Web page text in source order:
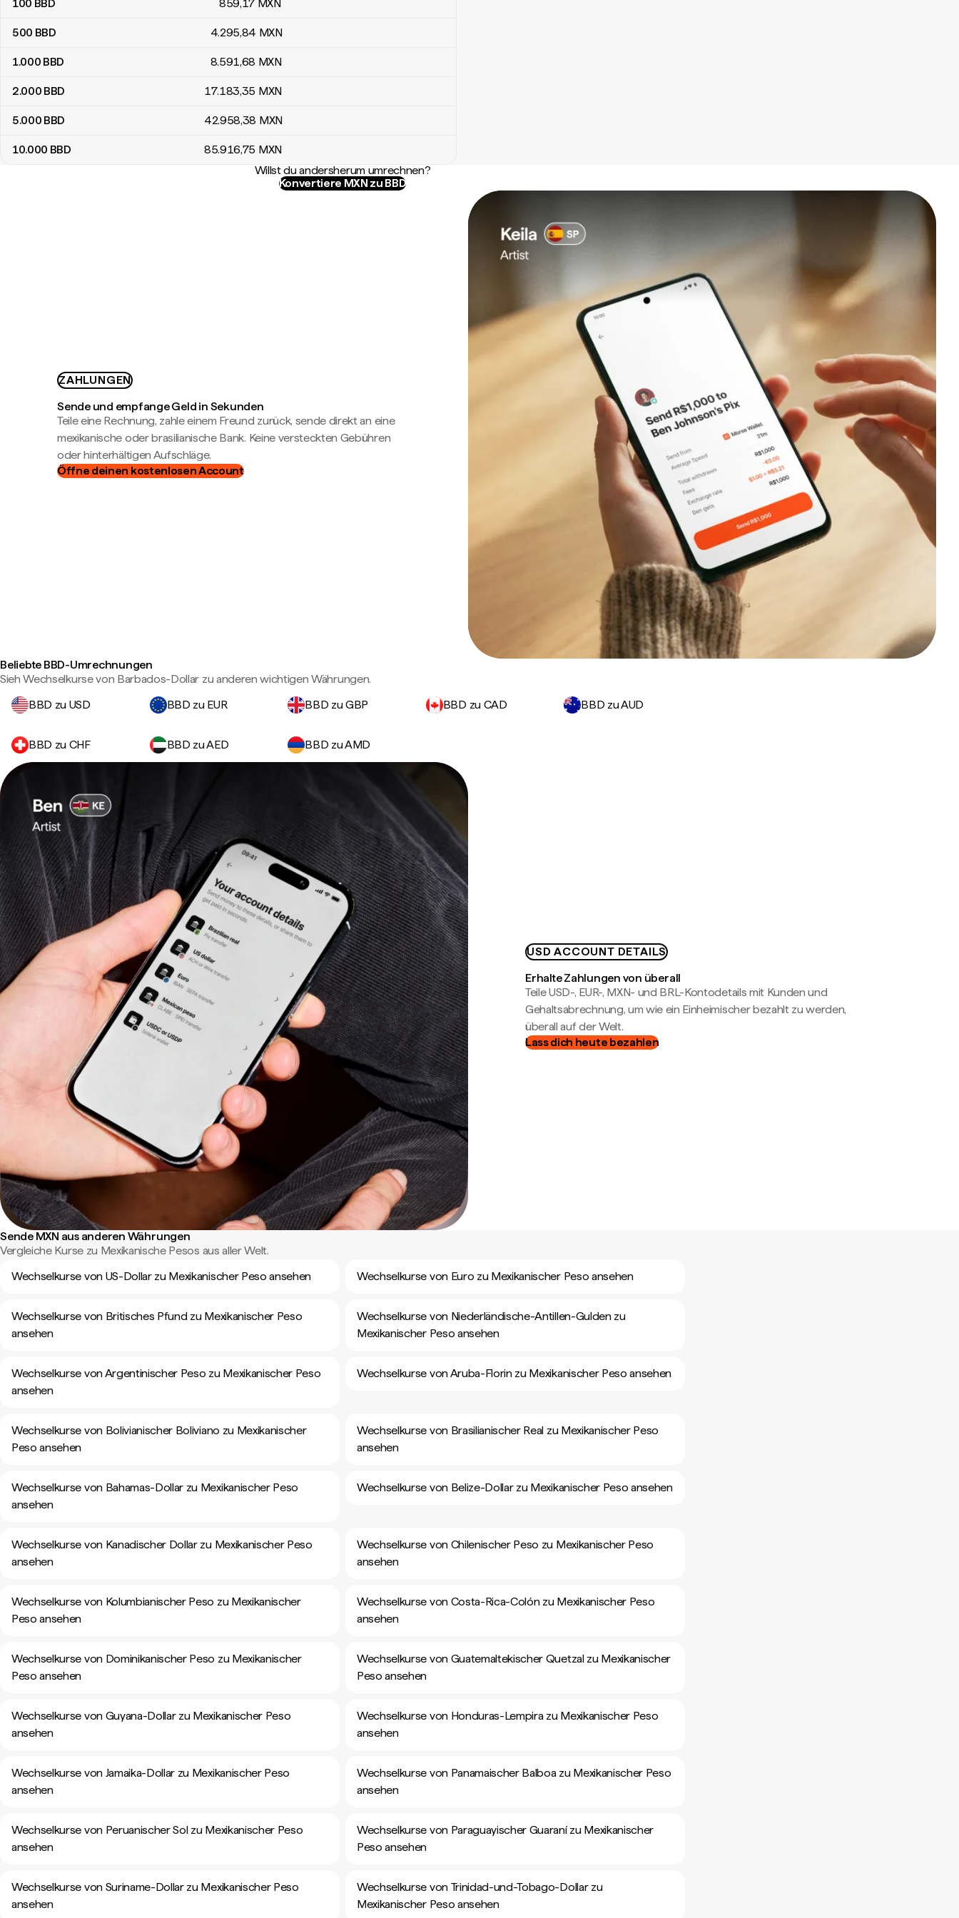
100 BBD 859,17 MXN
500 BBD 4.295,84 MXN
1.000 BBD 8.591,68 MXN
2.000 BBD 17.183,35 MXN
5.000 BBD 42.958,38 MXN
10.000 BBD 85.916,75 MXN
Willst du andersherum umrechnen?
Konvertiere MXN zu BBD
ZAHLUNGEN
Sende und empfange Geld in Sekunden
Teile eine Rechnung, zahle einem Freund zurück, sende direkt an eine
mexikanische oder brasilianische Bank. Keine versteckten Gebühren
oder hinterhältigen Aufschläge.
Öffne deinen kostenlosen Account
Beliebte BBD-Umrechnungen
Sieh Wechselkurse von Barbados-Dollar zu anderen wichtigen Währungen.
BBD zu USD
BBD zu EUR BBD zu GBP BBD zu CAD BBD zu AUD
BBD zu CHF BBD zu AED BBD zu AMD
USD ACCOUNT DETAILS
Erhalte Zahlungen von überall
Teile USD-, EUR-, MXN- und BRL-Kontodetails mit Kunden und
Gehaltsabrechnung, um wie ein Einheimischer bezahlt zu werden,
überall auf der Welt.
Lass dich heute bezahlen
Sende MXN aus anderen Währungen
Vergleiche Kurse zu Mexikanische Pesos aus aller Welt.
Wechselkurse von US-Dollar zu Mexikanischer Peso ansehen
Wechselkurse von Euro zu Mexikanischer Peso ansehen
Wechselkurse von Britisches Pfund zu Mexikanischer Peso
ansehen
Wechselkurse von Niederländische-Antillen-Gulden zu
Mexikanischer Peso ansehen
Wechselkurse von Argentinischer Peso zu Mexikanischer Peso
ansehen
Wechselkurse von Aruba-Florin zu Mexikanischer Peso ansehen
Wechselkurse von Bolivianischer Boliviano zu Mexikanischer
Peso ansehen
Wechselkurse von Brasilianischer Real zu Mexikanischer Peso
ansehen
Wechselkurse von Bahamas-Dollar zu Mexikanischer Peso
ansehen
Wechselkurse von Belize-Dollar zu Mexikanischer Peso ansehen
Wechselkurse von Kanadischer Dollar zu Mexikanischer Peso
ansehen
Wechselkurse von Chilenischer Peso zu Mexikanischer Peso
ansehen
Wechselkurse von Kolumbianischer Peso zu Mexikanischer
Peso ansehen
Wechselkurse von Costa-Rica-Colón zu Mexikanischer Peso
ansehen
Wechselkurse von Dominikanischer Peso zu Mexikanischer
Peso ansehen
Wechselkurse von Guatemaltekischer Quetzal zu Mexikanischer
Peso ansehen
Wechselkurse von Guyana-Dollar zu Mexikanischer Peso
ansehen
Wechselkurse von Honduras-Lempira zu Mexikanischer Peso
ansehen
Wechselkurse von Jamaika-Dollar zu Mexikanischer Peso
ansehen
Wechselkurse von Panamaischer Balboa zu Mexikanischer Peso
ansehen
Wechselkurse von Peruanischer Sol zu Mexikanischer Peso
ansehen
Wechselkurse von Paraguayischer Guaraní zu Mexikanischer
Peso ansehen
Wechselkurse von Suriname-Dollar zu Mexikanischer Peso
ansehen
Wechselkurse von Trinidad-und-Tobago-Dollar zu
Mexikanischer Peso ansehen